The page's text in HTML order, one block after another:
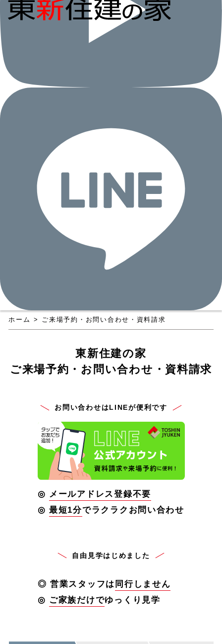
ホーム > ご来場予約・お問い合わせ・資料請求
東新住建の家
ご来場予約・お問い合わせ・資料請求
お問い合わせはLINEが便利です
◎ メールアドレス登録不要
◎ 最短1分でラクラクお問い合わせ
自由見学はじめました
◎ 営業スタッフは 同行しません
◎ ご家族だけでゆっくり見学